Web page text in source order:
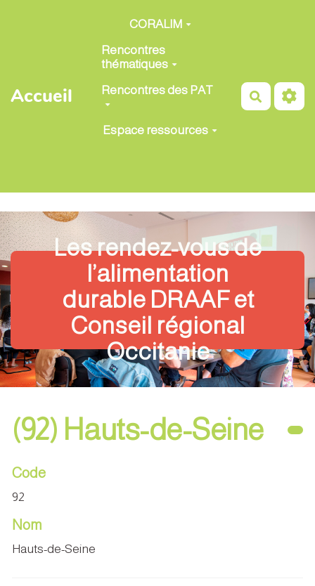
Aller au contenu principal
Accueil
CORALIM
Rencontres
thématiques
Rencontres des PAT
Espace ressources
Les rendez-vous de
l’alimentation
durable DRAAF et
Conseil régional
Occitanie
(92) Hauts-de-Seine
Code
92
Nom
Hauts-de-Seine